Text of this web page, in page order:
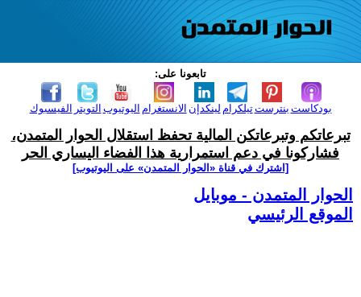
تابعونا على:
الفيسبوك التويتر اليوتيوب الانستغرام لينكدإن تيلكرامبنترست بودكاست
تبرعاتكم وتبرعاتكن المالية تحفظ استقلال الحوار المتمدن،
فشاركونا في دعم استمرارية هذا الفضاء اليساري الحر
[اشترك في قناة ‫«الحوار المتمدن» على اليوتيوب]
الحوار المتمدن - موبايل
الموقع الرئيسي